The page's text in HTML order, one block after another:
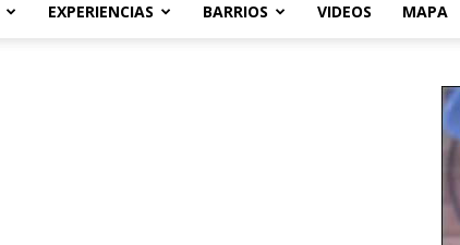
EXPERIENCIAS BARRIOS VIDEOS MAPA